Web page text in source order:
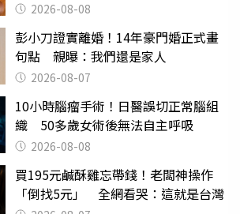
2026-08-08
彭小刀證實離婚！14年豪門婚正式畫
句點 親曝：我們還是家人
2026-08-07
10小時腦瘤手術！日醫誤切正常腦組
織 50多歲女術後無法自主呼吸
2026-08-08
買195元鹹酥雞忘帶錢！老闆神操作
「倒找5元」 全網看哭：這就是台灣